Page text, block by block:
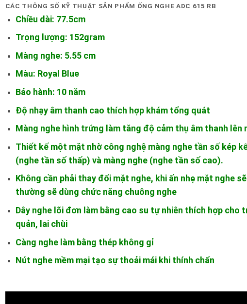
CÁC THÔNG SỐ KỸ THUẬT SẢN PHẨM ỐNG NGHE ADC 615 RB
Chiều dài: 77.5cm
Trọng lượng: 152gram
Màng nghe: 5.55 cm
Màu: Royal Blue
Bảo hành: 10 năm
Độ nhạy âm thanh cao thích hợp khám tổng quát
Màng nghe hình trứng làm tăng độ cảm thụ âm thanh lên
Thiết kế một mặt nhờ công nghệ màng nghe tần số kép
(nghe tần số thấp) và màng nghe (nghe tần số cao).
Không cần phải thay đổi mặt nghe, khi ấn nhẹ mặt nghe
thường sẽ dùng chức năng chuông nghe
Dây nghe lõi đơn làm bằng cao su tự nhiên thích hợp cho
quản, lai chùi
Càng nghe làm bằng thép không gỉ
Nút nghe mềm mại tạo sự thoải mái khi thính chẩn